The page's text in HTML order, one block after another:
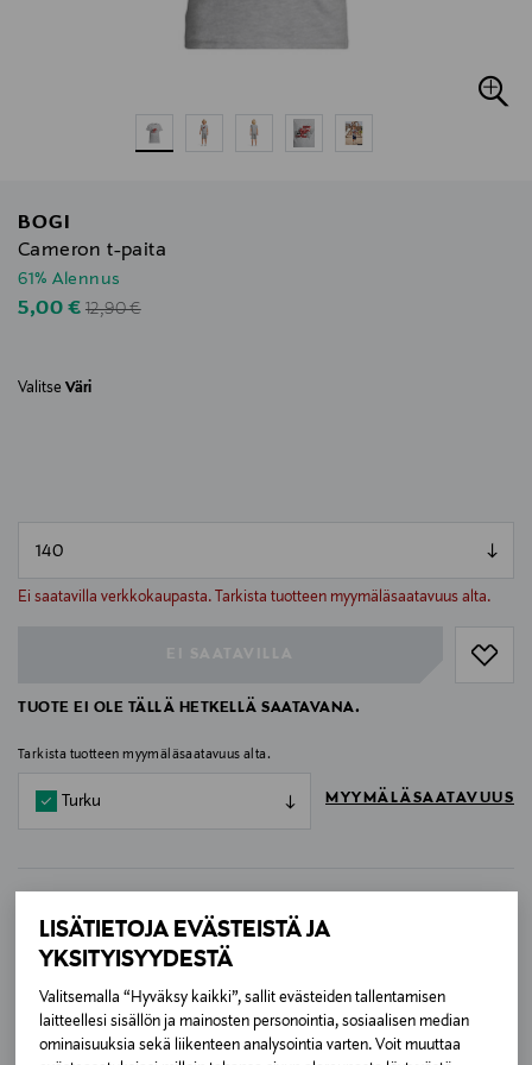
LISÄTIETOJA EVÄSTEISTÄ JA
YKSITYISYYDESTÄ
Valitsemalla “Hyväksy kaikki”, sallit evästeiden tallentamisen
laitteellesi sisällön ja mainosten personointia, sosiaalisen median
ominaisuuksia sekä liikenteen analysointia varten. Voit muuttaa
BOGI
Cameron t-paita
61% Alennus
Discounted Price
5,00 € Original Price
12,90 €
Valitse Väri
Ei saatavilla verkkokaupasta. Tarkista tuotteen myymäläsaatavuus alta.
null
TUOTE EI OLE TÄLLÄ HETKELLÄ SAATAVANA.
Tarkista tuotteen myymäläsaatavuus alta.
Turku MYYMÄLÄSAATAVUUS
MAKSUTON TOIMITUS TAVARATALOJEN
PAKETTIAUTOMAATTEIHIN
kaikkien tavaratalojen pakettiautomaatteihin.Lue lisää